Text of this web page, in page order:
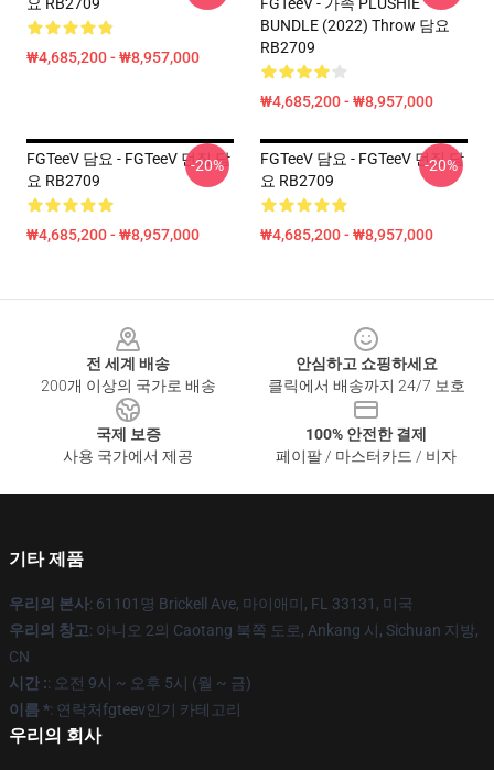
₩4,685,200 - ₩8,957,000
BUNDLE (2022) Throw 담요
RB2709
₩4,685,200 - ₩8,957,000
FGTeeV 담요 - FGTeeV 던짐 담
요 RB2709
₩4,685,200 - ₩8,957,000
-20%
FGTeeV 담요 - FGTeeV 던짐 담
요 RB2709
₩4,685,200 - ₩8,957,000
-20%
전 세계 배송
200개 이상의 국가로 배송
안심하고 쇼핑하세요
클릭에서 배송까지 24/7 보호
국제 보증
사용 국가에서 제공
100% 안전한 결제
페이팔 / 마스터카드 / 비자
기타 제품
우리의 본사: 61101명 Brickell Ave, 마이애미, FL 33131, 미국
우리의 창고: 아니오 2의 Caotang 북쪽 도로, Ankang 시, Sichuan 지방,
CN
시간 :: 오전 9시 ~ 오후 5시 (월 ~ 금)
이름 *: 연락처fgteev인기 카테고리
우리의 회사